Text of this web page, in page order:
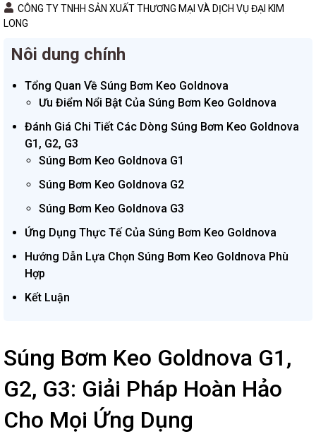
CÔNG TY TNHH SẢN XUẤT THƯƠNG MẠI VÀ DỊCH VỤ ĐẠI KIM
LONG
Nôi dung chính
Tổng Quan Về Súng Bơm Keo Goldnova
Ưu Điểm Nổi Bật Của Súng Bơm Keo Goldnova
Đánh Giá Chi Tiết Các Dòng Súng Bơm Keo Goldnova
G1, G2, G3
Súng Bơm Keo Goldnova G1
Súng Bơm Keo Goldnova G2
Súng Bơm Keo Goldnova G3
Ứng Dụng Thực Tế Của Súng Bơm Keo Goldnova
Hướng Dẫn Lựa Chọn Súng Bơm Keo Goldnova Phù
Hợp
Kết Luận
Súng Bơm Keo Goldnova G1,
G2, G3: Giải Pháp Hoàn Hảo
Cho Mọi Ứng Dụng